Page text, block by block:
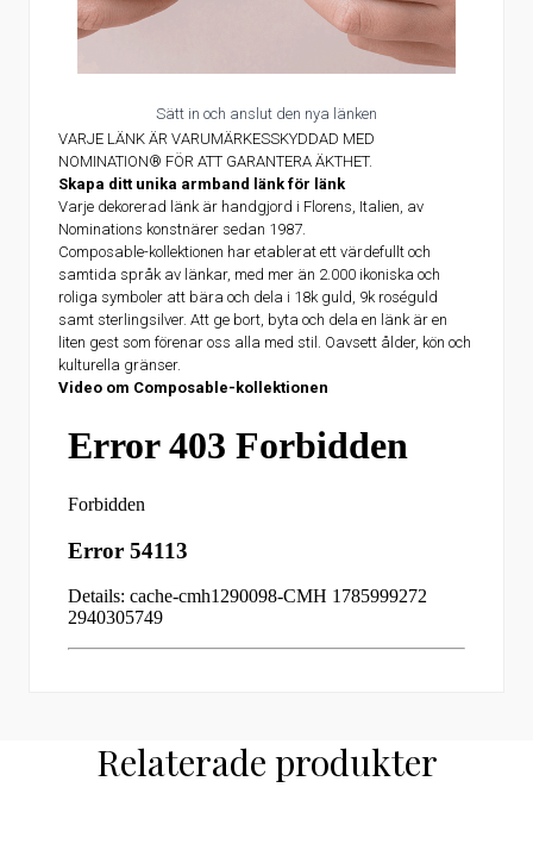
Sätt in och anslut den nya länken
VARJE LÄNK ÄR VARUMÄRKESSKYDDAD MED
NOMINATION® FÖR ATT GARANTERA ÄKTHET.
Skapa ditt unika armband länk för länk
Varje dekorerad länk är handgjord i Florens, Italien, av
Nominations konstnärer sedan 1987.
Composable-kollektionen har etablerat ett värdefullt och
samtida språk av länkar, med mer än 2.000 ikoniska och
roliga symboler att bära och dela i 18k guld, 9k roséguld
samt sterlingsilver. Att ge bort, byta och dela en länk är en
liten gest som förenar oss alla med stil. Oavsett ålder, kön och
kulturella gränser.
Video om Composable-kollektionen
Relaterade produkter